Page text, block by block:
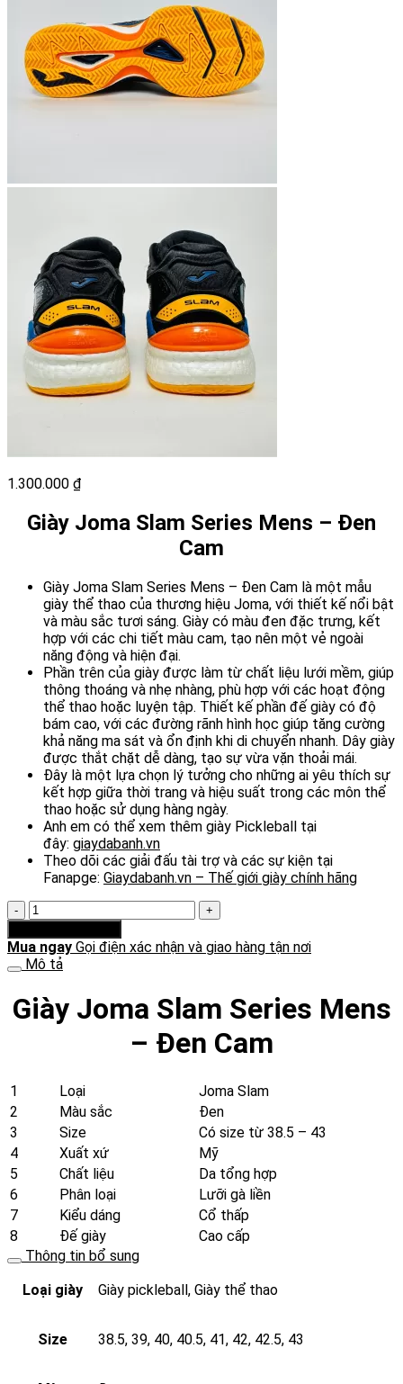
1.300.000 ₫
Giày Joma Slam Series Mens – Đen
Cam
Giày Joma Slam Series Mens – Đen Cam là một mẫu
giày thể thao của thương hiệu Joma, với thiết kế nổi bật
và màu sắc tươi sáng. Giày có màu đen đặc trưng, kết
hợp với các chi tiết màu cam, tạo nên một vẻ ngoài
năng động và hiện đại.
Phần trên của giày được làm từ chất liệu lưới mềm, giúp
thông thoáng và nhẹ nhàng, phù hợp với các hoạt động
thể thao hoặc luyện tập. Thiết kế phần đế giày có độ
bám cao, với các đường rãnh hình học giúp tăng cường
khả năng ma sát và ổn định khi di chuyển nhanh. Dây giày
được thắt chặt dễ dàng, tạo sự vừa vặn thoải mái.
Đây là một lựa chọn lý tưởng cho những ai yêu thích sự
kết hợp giữa thời trang và hiệu suất trong các môn thể
thao hoặc sử dụng hàng ngày.
Anh em có thể xem thêm giày Pickleball tại
đây: giaydabanh.vn
Theo dõi các giải đấu tài trợ và các sự kiện tại
Fanapge: Giaydabanh.vn – Thế giới giày chính hãng
Giày
Joma
Slam
Series
Mens
Đen
Mua ngay Gọi điện xác nhận và giao hàng tận nơi
Mô tả
Giày Joma Slam Series Mens
– Đen Cam
1 Loại
Joma Slam
2
Màu sắc
Đen
3
Size
Có size từ 38.5 – 43
4
Xuất xứ
Mỹ
5
Chất liệu
Da tổng hợp
6
Phân loại
Lưỡi gà liền
7
Kiểu dáng
Cổ thấp
8
Đế giày
Cao cấp
Thông tin bổ sung
Loại giày
Giày pickleball, Giày thể thao
Size 38.5, 39, 40, 40.5, 41, 42, 42.5, 43